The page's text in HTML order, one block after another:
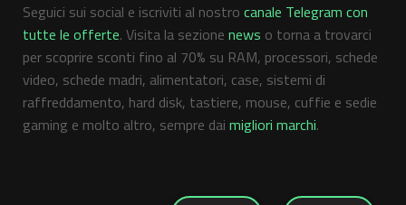
Seguici sui social e iscriviti al nostro canale Telegram con
tutte le offerte. Visita la sezione news o torna a trovarci
per scoprire sconti fino al 70% su RAM, processori, schede
video, schede madri, alimentatori, case, sistemi di
raffreddamento, hard disk, tastiere, mouse, cuffie e sedie
gaming e molto altro, sempre dai migliori marchi.